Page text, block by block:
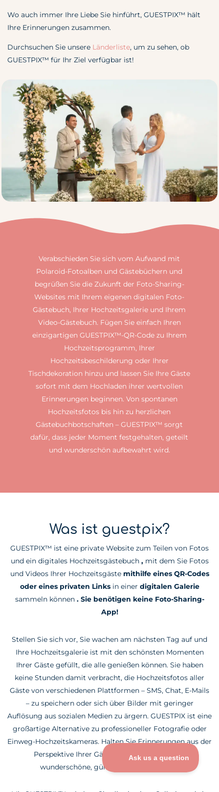
Wo auch immer Ihre Liebe Sie hinführt, GUESTPIX™ hält
Ihre Erinnerungen zusammen.
Durchsuchen Sie unsere Länderliste, um zu sehen, ob
GUESTPIX™ für Ihr Ziel verfügbar ist!
Verabschieden Sie sich vom Aufwand mit
Polaroid-Fotoalben und Gästebüchern und
begrüßen Sie die Zukunft der Foto-Sharing-
Websites mit Ihrem eigenen digitalen Foto-
Gästebuch, Ihrer Hochzeitsgalerie und Ihrem
Video-Gästebuch. Fügen Sie einfach Ihren
einzigartigen GUESTPIX™-QR-Code zu Ihrem
Hochzeitsprogramm, Ihrer
Hochzeitsbeschilderung oder Ihrer
Tischdekoration hinzu und lassen Sie Ihre Gäste
sofort mit dem Hochladen ihrer wertvollen
Erinnerungen beginnen. Von spontanen
Hochzeitsfotos bis hin zu herzlichen
Gästebuchbotschaften – GUESTPIX™ sorgt
dafür, dass jeder Moment festgehalten, geteilt
und wunderschön aufbewahrt wird.
Was ist guestpix?
GUESTPIX™ ist eine private Website zum Teilen von Fotos
und ein digitales Hochzeitsgästebuch ,mit dem Sie Fotos
und Videos Ihrer Hochzeitsgäste mithilfe eines QR-Codes
oder eines privaten Linksin einer digitalen Galerie
sammeln können . Sie benötigen keine Foto-Sharing-
App!
Stellen Sie sich vor, Sie wachen am nächsten Tag auf und
Ihre Hochzeitsgalerie ist mit den schönsten Momenten
Ihrer Gäste gefüllt, die alle genießen können. Sie haben
keine Stunden damit verbracht, die Hochzeitsfotos aller
Gäste von verschiedenen Plattformen – SMS, Chat, E-Mails
– zu speichern oder sich über Bilder mit geringer
Auflösung aus sozialen Medien zu ärgern. GUESTPIX ist eine
großartige Alternative zu professioneller Fotografie oder
Einweg-Hochzeitskameras. Halten Sie Erinnerungen aus der
Perspektive Ihrer Gäste fest und erhalten Sie
wunderschöne, günstige Hochzeitsfotos.